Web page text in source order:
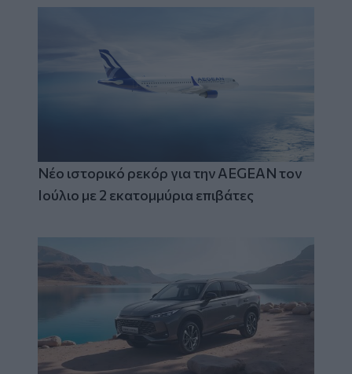
Νέο ιστορικό ρεκόρ για την AEGEAN τον
Ιούλιο με 2 εκατομμύρια επιβάτες